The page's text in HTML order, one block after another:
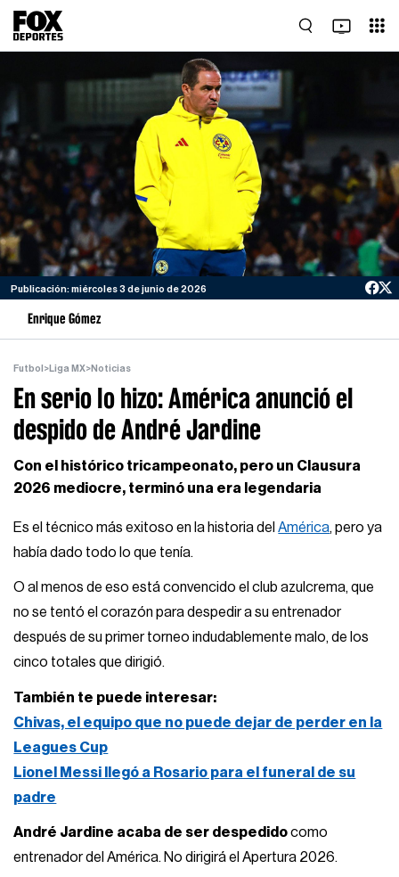
Publicación: miércoles 3 de junio de 2026
Enrique Gómez
Futbol >Liga MX>Noticias
En serio lo hizo: América anunció el
despido de André Jardine
Con el histórico tricampeonato, pero un Clausura
2026 mediocre, terminó una era legendaria
Es el técnico más exitoso en la historia delAmérica, pero ya
había dado todo lo que tenía.
O al menos de eso está convencido el club azulcrema, que
no se tentó el corazón para despedir a su entrenador
después de su primer torneo indudablemente malo, de los
cinco totales que dirigió.
También te puede interesar:
Chivas, el equipo que no puede dejar de perder en la
Leagues Cup
Lionel Messi llegó a Rosario para el funeral de su
padre
André Jardine acaba de ser despedidocomo
entrenador del América. No dirigirá el Apertura 2026.